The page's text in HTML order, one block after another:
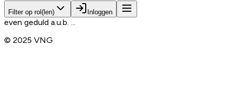
Filter op rol(len) Inloggen
even geduld a.u.b. ...
© 2025 VNG